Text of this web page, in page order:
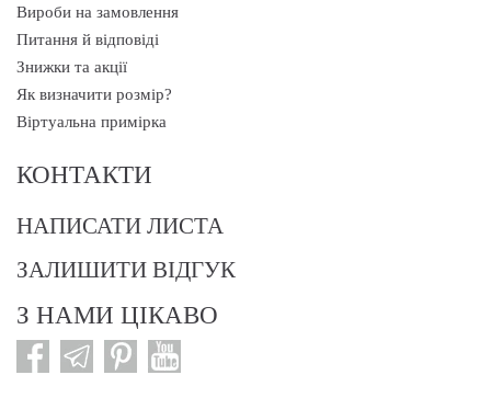
Вироби на замовлення
Питання й відповіді
Знижки та акції
Як визначити розмір?
Віртуальна примірка
КОНТАКТИ
НАПИСАТИ ЛИСТА
ЗАЛИШИТИ ВІДГУК
З НАМИ ЦІКАВО